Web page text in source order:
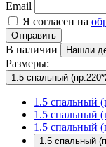
Email
Я согласен на
Отправить
В наличии Нашли
Размеры:
1.5 спальный
1.5 спальный
1.5 спальный
1.5 спальный
1.5 спальный